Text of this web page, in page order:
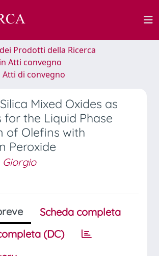
Prodotti della Ricerca
Atti convegno
di convegno
Mixed Oxides as
for the Liquid Phase
of Olefins with
Peroxide
Giorgio
Scheda completa
(DC)